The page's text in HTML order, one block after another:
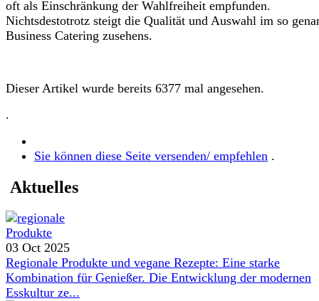
oft als Einschränkung der Wahlfreiheit empfunden.
Nichtsdestotrotz steigt die Qualität und Auswahl im so
Business Catering zusehens.
Dieser Artikel wurde bereits 6377 mal angesehen.
.
Sie können diese Seite versenden/ empfehlen .
Aktuelles
03 Oct 2025
Regionale Produkte und vegane Rezepte: Eine starke
Kombination für Genießer. Die Entwicklung der modernen
Esskultur ze...